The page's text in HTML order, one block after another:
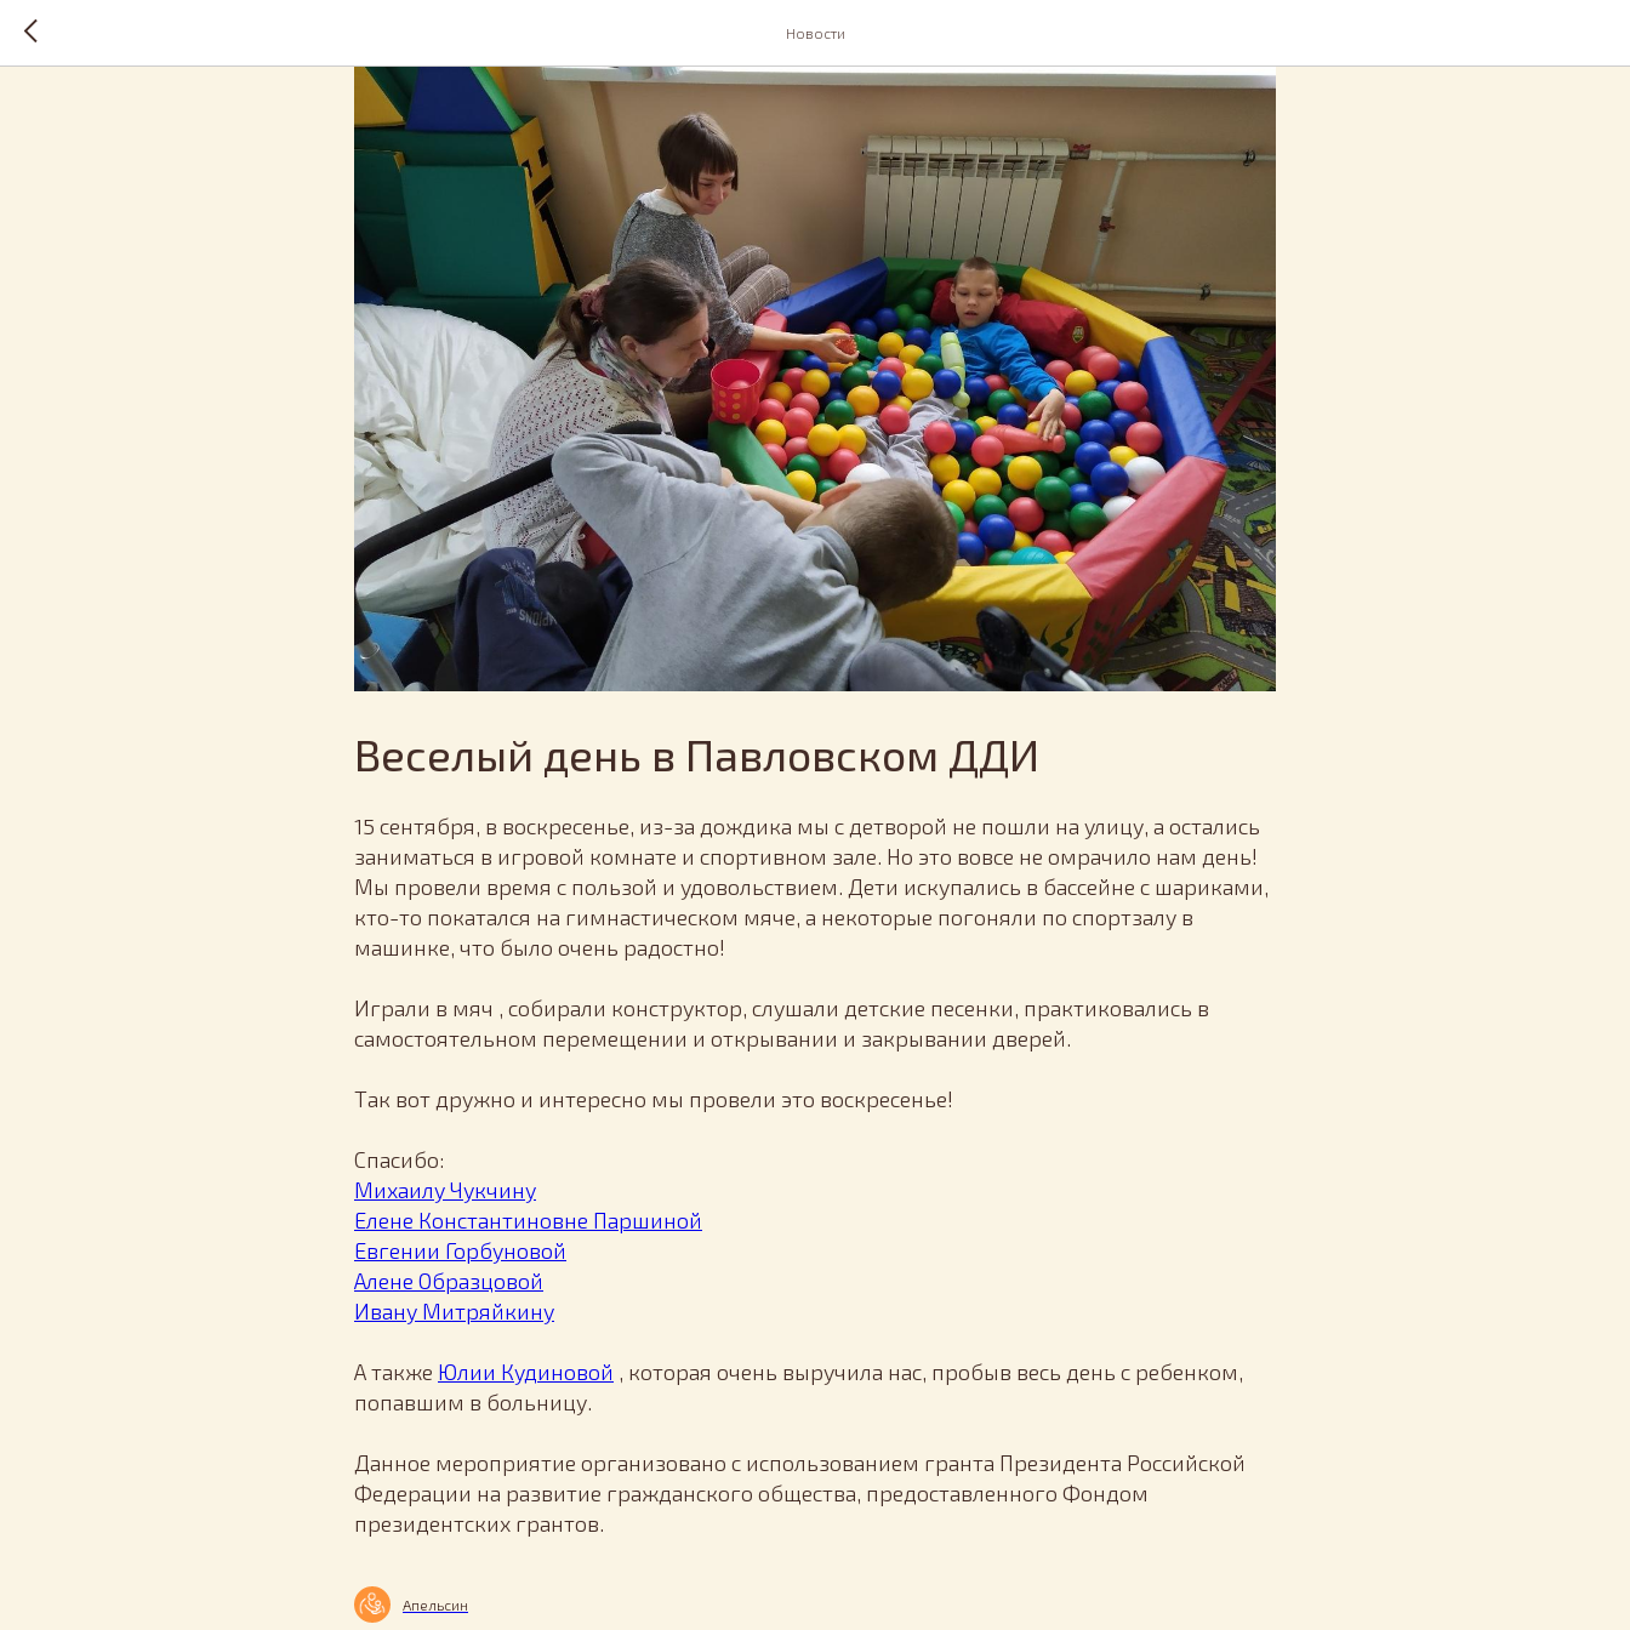
Новости
Веселый день в Павловском ДДИ
15 сентября, в воскресенье, из-за дождика мы с детворой не пошли на улицу, а остались
заниматься в игровой комнате и спортивном зале. Но это вовсе не омрачило нам день!
Мы провели время с пользой и удовольствием. Дети искупались в бассейне с шариками,
кто-то покатался на гимнастическом мяче, а некоторые погоняли по спортзалу в
машинке, что было очень радостно!
Играли в мяч , собирали конструктор, слушали детские песенки, практиковались в
самостоятельном перемещении и открывании и закрывании дверей.
Так вот дружно и интересно мы провели это воскресенье!
Спасибо:
Михаилу Чукчину
Елене Константиновне Паршиной
Евгении Горбуновой
Алене Образцовой
Ивану Митряйкину
А также Юлии Кудиновой , которая очень выручила нас, пробыв весь день с ребенком,
попавшим в больницу.
Данное мероприятие организовано с использованием гранта Президента Российской
Федерации на развитие гражданского общества, предоставленного Фондом
президентских грантов.
Апельсин